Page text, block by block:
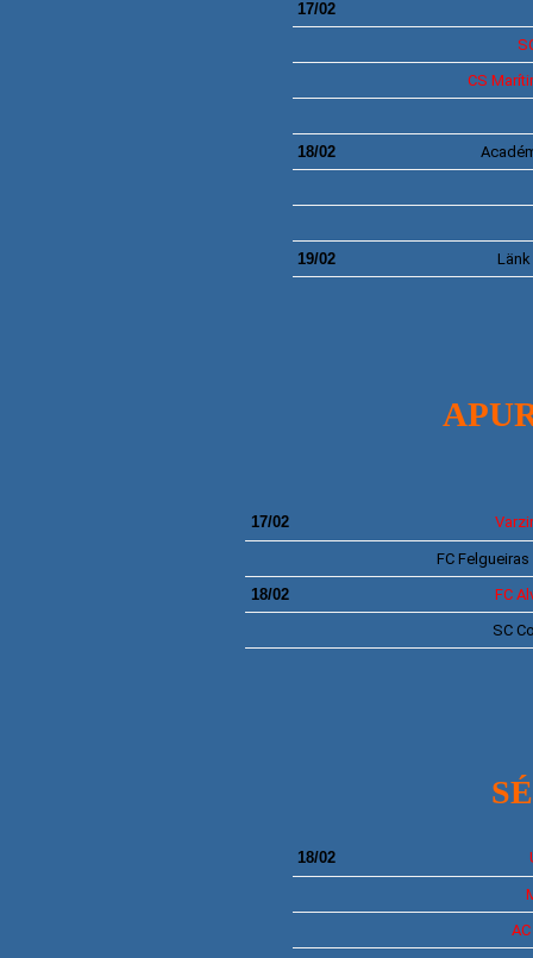
17/02
CS
18/02
19/02 Länk
17/02
FC Felgueiras
18/02
FC
SC
18/02
AC